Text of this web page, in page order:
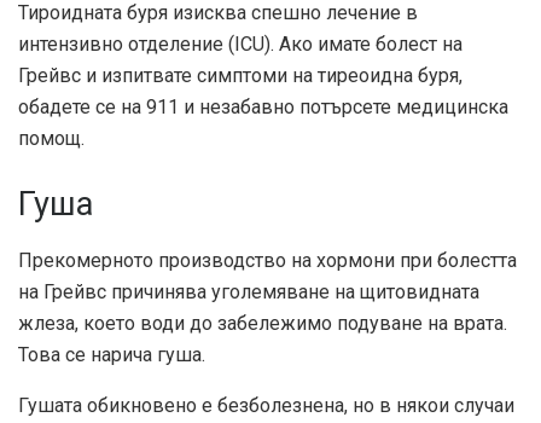
Тироидната буря изисква спешно лечение в
интензивно отделение (ICU). Ако имате болест на
Грейвс и изпитвате симптоми на тиреоидна буря,
обадете се на 911 и незабавно потърсете медицинска
помощ.
Гуша
Прекомерното производство на хормони при болестта
на Грейвс причинява уголемяване на щитовидната
жлеза, което води до забележимо подуване на врата.
Това се нарича гуша.
Гушата обикновено е безболезнена, но в някои случаи